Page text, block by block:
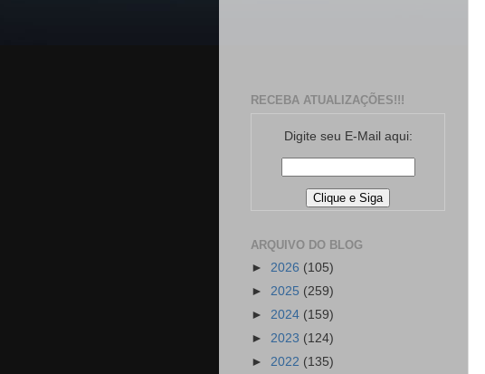
RECEBA ATUALIZAÇÕES!!!
Digite seu E-Mail aqui:
ARQUIVO DO BLOG
► 2026 (105)
► 2025 (259)
► 2024 (159)
► 2023 (124)
► 2022 (135)